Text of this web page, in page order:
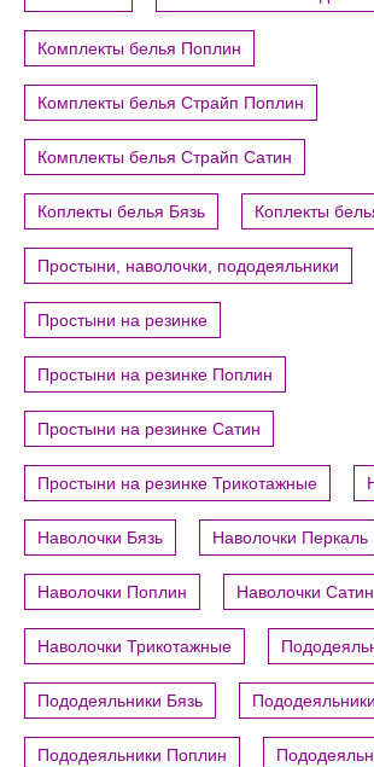
Комплекты белья Поплин
Комплекты белья Страйп Поплин
Комплекты белья Страйп Сатин
Коплекты белья Бязь Коплекты
Простыни, наволочки, пододеяльники
Простыни на резинке
Простыни на резинке Поплин
Простыни на резинке Сатин
Простыни на резинке Трикотажные
Наволочки Бязь Наволочки Перкаль
Наволочки Поплин Наволочки Сатин
Наволочки Трикотажные
Пододеяльники Бязь
Пододеяльники Поплин